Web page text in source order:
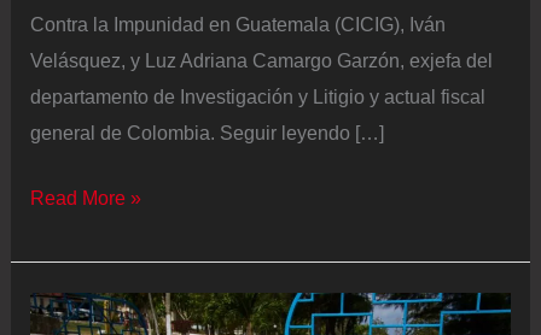
Contra la Impunidad en Guatemala (CICIG), Iván
Velásquez, y Luz Adriana Camargo Garzón, exjefa del
departamento de Investigación y Litigio y actual fiscal
general de Colombia. Seguir leyendo […]
La
de
Guatemala
Read More »